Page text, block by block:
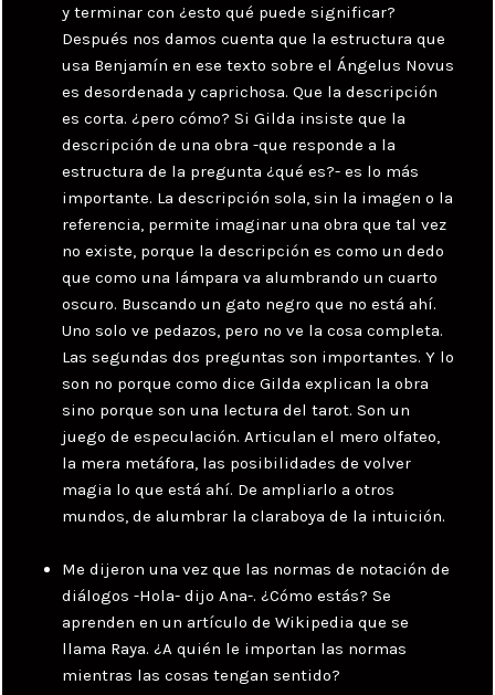
y terminar con ¿esto qué puede significar?
Después nos damos cuenta que la estructura que
usa Benjamín en ese texto sobre el Ángelus Novus
es desordenada y caprichosa. Que la descripción
es corta. ¿pero cómo? Si Gilda insiste que la
descripción de una obra -que responde a la
estructura de la pregunta ¿qué es?- es lo más
importante. La descripción sola, sin la imagen o la
referencia, permite imaginar una obra que tal vez
no existe, porque la descripción es como un dedo
que como una lámpara va alumbrando un cuarto
oscuro. Buscando un gato negro que no está ahí.
Uno solo ve pedazos, pero no ve la cosa completa.
Las segundas dos preguntas son importantes. Y lo
son no porque como dice Gilda explican la obra
sino porque son una lectura del tarot. Son un
juego de especulación. Articulan el mero olfateo,
la mera metáfora, las posibilidades de volver
magia lo que está ahí. De ampliarlo a otros
mundos, de alumbrar la claraboya de la intuición.
Me dijeron una vez que las normas de notación de
diálogos -Hola- dijo Ana-. ¿Cómo estás? Se
aprenden en un artículo de Wikipedia que se
llama Raya. ¿A quién le importan las normas
mientras las cosas tengan sentido?